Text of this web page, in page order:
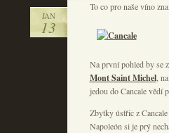
JAN
13
To co pro naše víno
Na první pohled by se
Mont Saint Michel,
jedou do Cancale vědí
Zbytky ústřic z
Napoleón si je prý